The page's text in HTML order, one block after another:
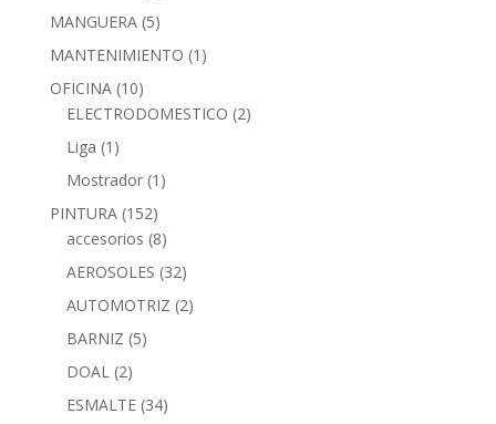
MANGUERA (5)
MANTENIMIENTO (1)
OFICINA (10)
ELECTRODOMESTICO (2)
Liga (1)
Mostrador (1)
PINTURA (152)
accesorios (8)
AEROSOLES (32)
AUTOMOTRIZ (2)
BARNIZ (5)
DOAL (2)
ESMALTE (34)